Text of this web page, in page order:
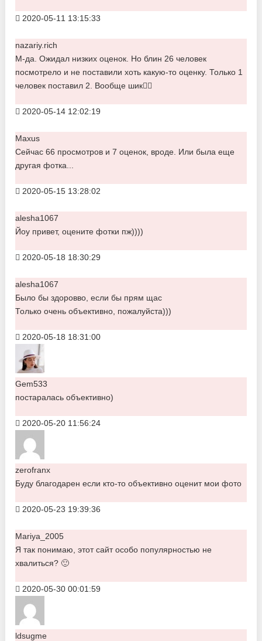
2020-05-11 13:15:33
nazariy.rich
М-да. Ожидал низких оценок. Но блин 26 человек
посмотрело и не поставили хоть какую-то оценку. Только 1
человек поставил 2. Вообще шик👍🏾
2020-05-14 12:02:19
Maxus
Сейчас 66 просмотров и 7 оценок, вроде. Или была еще
другая фотка...
2020-05-15 13:28:02
alesha1067
Йоу привет, оцените фотки пж))))
2020-05-18 18:30:29
alesha1067
Было бы здоровво, если бы прям щас
Только очень объективно, пожалуйста)))
2020-05-18 18:31:00
Gem533
постаралась объективно)
2020-05-20 11:56:24
zerofranx
Буду благодарен если кто-то объективно оценит мои фото
2020-05-23 19:39:36
Mariya_2005
Я так понимаю, этот сайт особо популярностью не
хвалиться? 🙂
2020-05-30 00:01:59
ldsugme